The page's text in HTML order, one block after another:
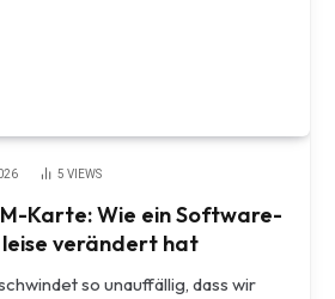
5 VIEWS
Karte: Wie ein Software-
leise verändert hat
so unauffällig, dass wir